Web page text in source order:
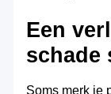
Een
schade
Soms merk je